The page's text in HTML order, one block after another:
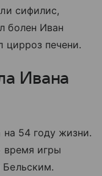
сифилис,
болен Иван
цирроз печени.
Ивана
54 году жизни.
время игры